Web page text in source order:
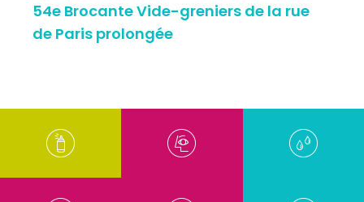
54e Brocante Vide-greniers de la rue
de Paris prolongée